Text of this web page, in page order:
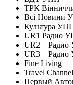
ТРК
Всi Новини
Культура
UR1 Радио
UR2 –
UR3 –
Fine Living
Travel Channel
Первый